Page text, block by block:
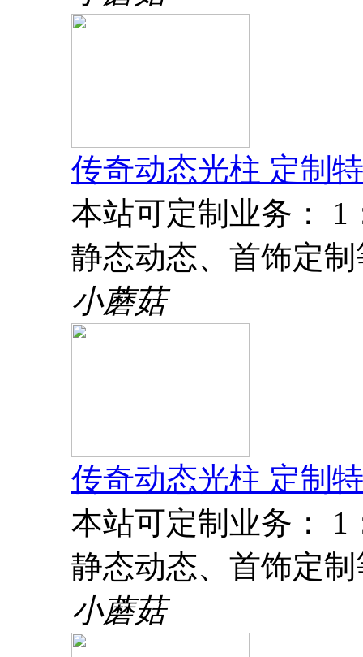
传奇动态光柱 定制
本站可定制业务： 1
静态动态、首饰定
小蘑菇
传奇动态光柱 定制
本站可定制业务： 1
静态动态、首饰定
小蘑菇